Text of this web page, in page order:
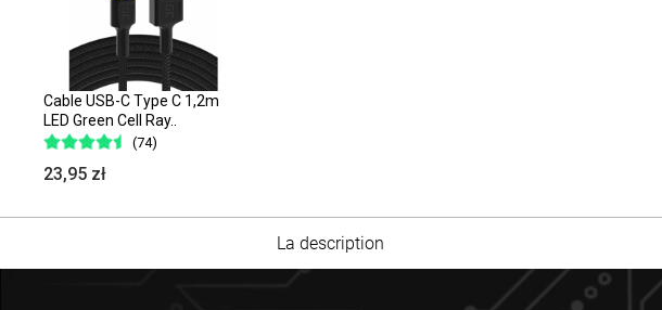
Cable USB-C Type C 1,2m
LED Green Cell Ray..
(74)
23,95 zł
La description